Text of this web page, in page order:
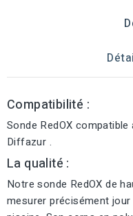
Compatibilité :
Sonde RedOX
Diffazur .
La qualité :
Notre sonde RedOX de
mesurer précisément